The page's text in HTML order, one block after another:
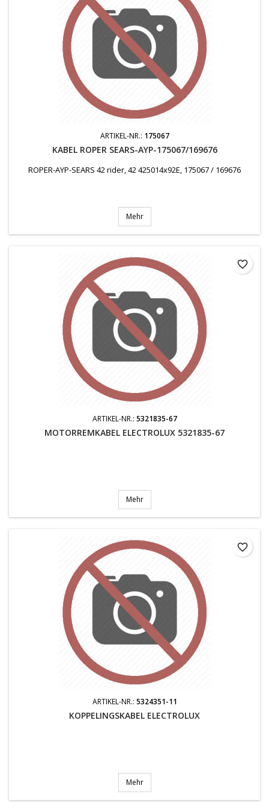
ARTIKEL-NR.: 175067
KABEL ROPER SEARS-AYP-175067/169676
ROPER-AYP-SEARS 42 rider, 42 425014x92E, 175067 / 169676
Mehr
ARTIKEL-NR.: 5321835-67
MOTORREMKABEL ELECTROLUX 5321835-67
Mehr
favorite_border
ARTIKEL-NR.: 5324351-11
KOPPELINGSKABEL ELECTROLUX
Mehr
favorite_border